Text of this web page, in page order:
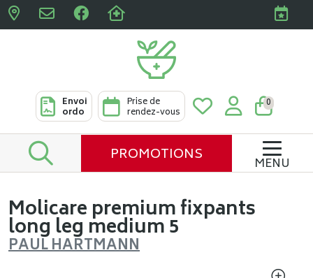
Pharmacies Clabots &
Envoi
ordo
Prise de
rendez-vous
0
PROMOTIONS MENU
Molicare premium fixpants
long leg medium 5
PAUL HARTMANN